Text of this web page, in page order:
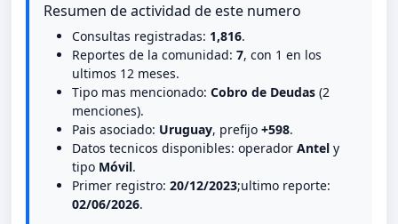
Resumen de actividad de este numero
Consultas registradas: 1,816.
Reportes de la comunidad: 7, con 1 en los
ultimos 12 meses.
Tipo mas mencionado: Cobro de Deudas (2
menciones).
Pais asociado: Uruguay, prefijo +598.
Datos tecnicos disponibles: operador Antel y
tipo Móvil.
Primer registro: 20/12/2023;ultimo reporte:
02/06/2026.